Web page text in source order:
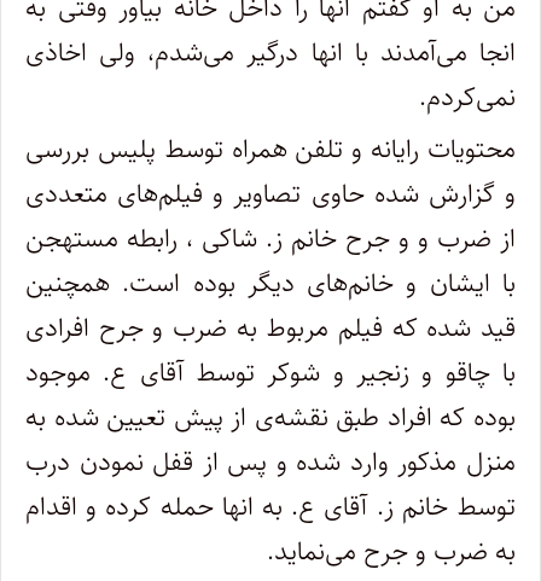
انجا می‌آمدند با انها درگیر می‌شدم، ولی اخاذی
نمی‌کردم.
محتویات رایانه و تلفن همراه توسط پلیس بررسی
و گزارش شده حاوی تصاویر و فیلم‌های متعددی
از ضرب و و جرح خانم ز. شاکی ، رابطه مستهجن
با ایشان و خانم‌های دیگر بوده است. همچنین
قید شده که فیلم مربوط به ضرب و جرح افرادی
با چاقو و زنجیر و شوکر توسط آقای ع. موجود
بوده که افراد طبق نقشه‌ی از پیش تعیین شده به
منزل مذکور وارد شده و پس از قفل نمودن درب
توسط خانم ز. آقای ع. به انها حمله کرده و اقدام
به ضرب و جرح می‌نماید.